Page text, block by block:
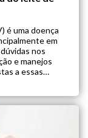
é uma doença
em
nos
e manejos
a essas